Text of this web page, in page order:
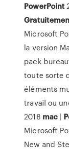
PowerPoint
Microsoft
la version
pack
toute sorte
éléments
travail ou
2018 mac |
Microsoft
New and